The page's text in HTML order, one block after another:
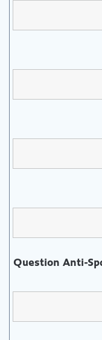
Question Anti-